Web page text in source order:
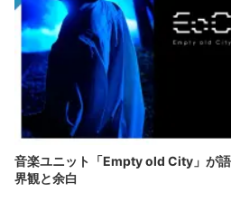
音楽ユニット「Empty old City」が
界観と余白